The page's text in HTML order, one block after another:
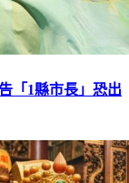
「1縣市長」恐出